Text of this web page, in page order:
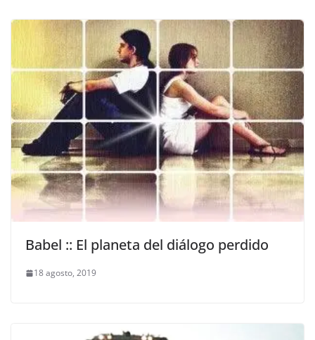
Babel :: El planeta del diálogo perdido
18 agosto, 2019